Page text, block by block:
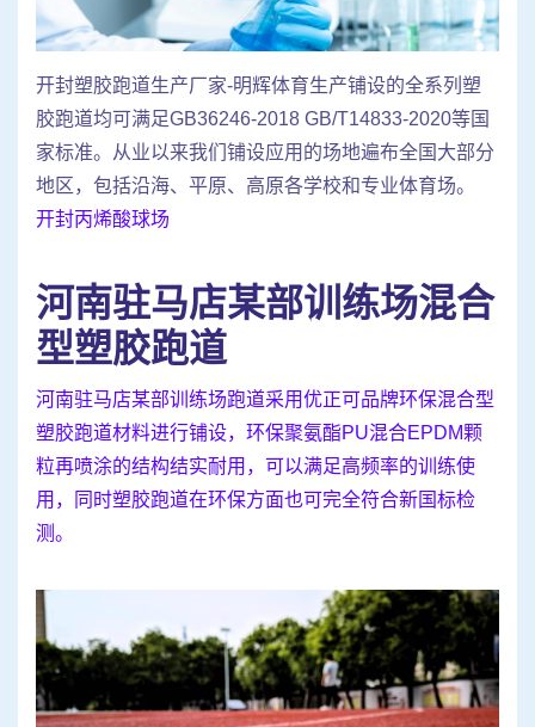
开封塑胶跑道生产厂家-明辉体育生产铺设的全系列塑
胶跑道均可满足GB36246-2018 GB/T14833-2020等国
家标准。从业以来我们铺设应用的场地遍布全国大部分
地区，包括沿海、平原、高原各学校和专业体育场。
开封丙烯酸球场
河南驻马店某部训练场混合
型塑胶跑道
河南驻马店某部训练场跑道采用优正可品牌环保混合型
塑胶跑道材料进行铺设，环保聚氨酯PU混合EPDM颗
粒再喷涂的结构结实耐用，可以满足高频率的训练使
用，同时塑胶跑道在环保方面也可完全符合新国标检
测。